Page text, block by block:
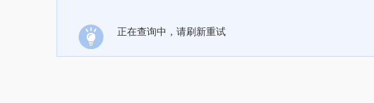
正在查询中，请刷新重试